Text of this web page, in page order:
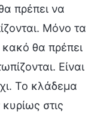
πρέπει να
Μόνο τα
θα πρέπει
Είναι
Το κλάδεμα
στις